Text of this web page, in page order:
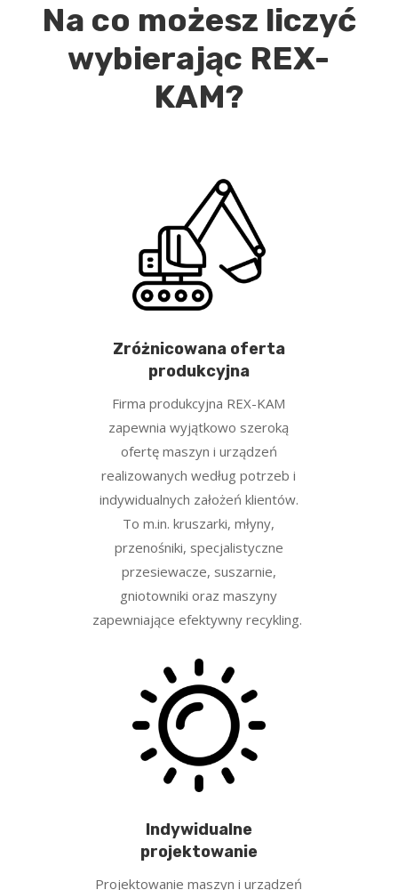
Na co możesz liczyć
wybierając REX-
KAM?
Zróżnicowana oferta
produkcyjna
Firma produkcyjna REX-KAM
zapewnia wyjątkowo szeroką
ofertę maszyn i urządzeń
realizowanych według potrzeb i
indywidualnych założeń klientów.
To m.in. kruszarki, młyny,
przenośniki, specjalistyczne
przesiewacze, suszarnie,
gniotowniki oraz maszyny
zapewniające efektywny recykling.
Indywidualne
projektowanie
Projektowanie maszyn i urządzeń